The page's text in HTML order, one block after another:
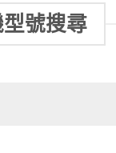
號搜尋